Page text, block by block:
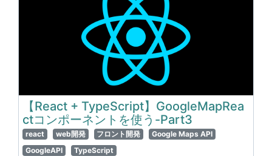
【React + TypeScript】GoogleMapRea
ctコンポーネントを使う-Part3
react web開発 フロント開発
Google Maps API
GoogleAPI
TypeScript